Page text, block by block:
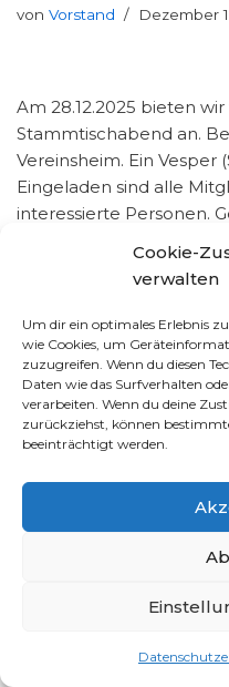
Cookie-
verwalten
Um dir ein optimales Erlebnis
wie Cookies, um
zuzugreifen. Wenn du diesen
Daten wie das Surfverhalten
verarbeiten. Wenn du deine
zurückziehst, können
beeinträchtigt werden.
von Vorstand Dezember
Am 28.12.2025 bieten
Stammtischabend an.
Vereinsheim. Ein
Eingeladen sind alle
interessierte Personen.
zusammen das Jahr